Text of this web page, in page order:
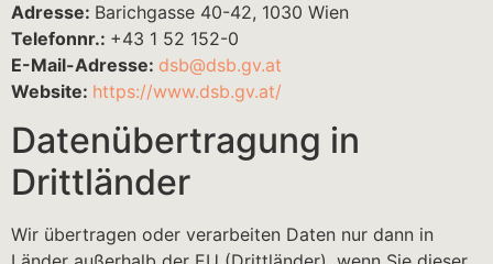
Adresse: Barichgasse 40-42, 1030 Wien
Telefonnr.: +43 1 52 152-0
E-Mail-Adresse: dsb@dsb.gv.at
Website: https://www.dsb.gv.at/
Datenübertragung in
Drittländer
Wir übertragen oder verarbeiten Daten nur dann in